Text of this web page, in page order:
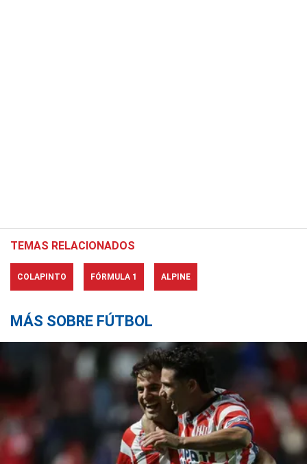
TEMAS RELACIONADOS
COLAPINTO FÓRMULA 1 ALPINE
MÁS SOBRE FÚTBOL